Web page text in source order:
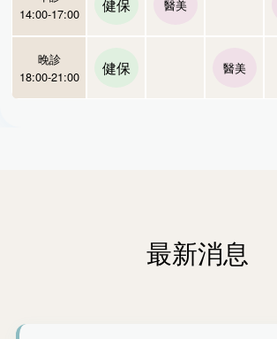
14:00-17:00
健保 醫美
晚診
18:00-21:00
健保 醫美
最新消息